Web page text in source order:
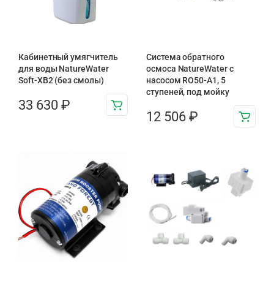
Кабинетный умягчитель
для воды NatureWater
Soft-XB2 (без смолы)
33 630 ₽
Система обратного
осмоса NatureWater с
насосом RO50-A1, 5
ступеней, под мойку
12 506 ₽